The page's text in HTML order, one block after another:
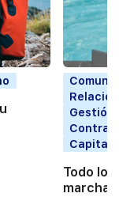
Gestión
Capital
Todo lo